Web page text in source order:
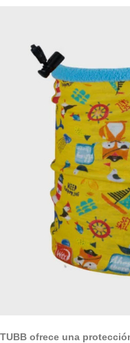
TUBB ofrece una